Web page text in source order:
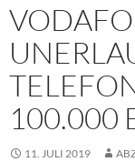
100.000
11. JULI 2019